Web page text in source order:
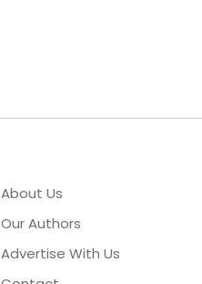
About Us
Our Authors
Advertise With Us